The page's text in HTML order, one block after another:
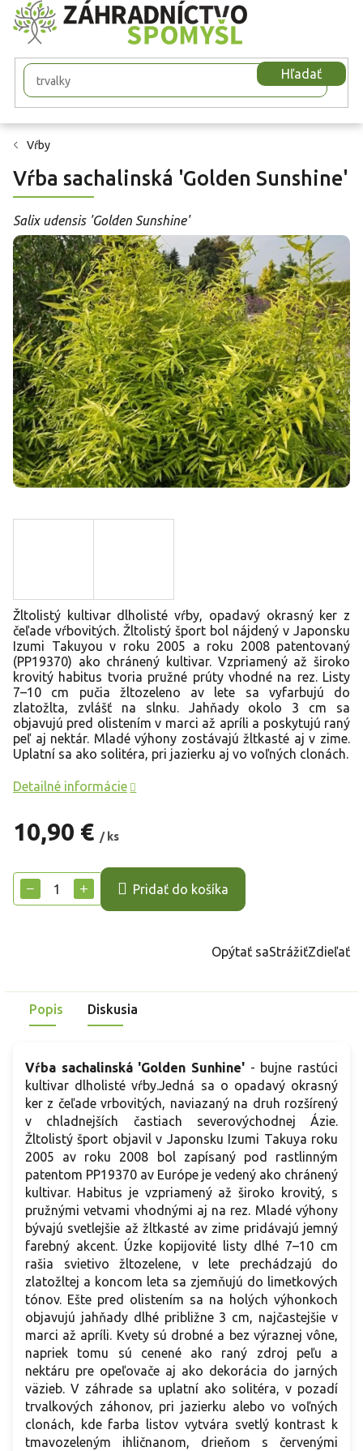
Prejsť
na
obsah
Hľadať
Vŕby
Vŕba sachalinská 'Golden Sunshine'
Salix udensis 'Golden Sunshine'
10,90 € / ks
cena:
+
− Pridať do košíka
Žltolistý kultivar dlholisté vŕby, opadavý okrasný ker z
čeľade vŕbovitých. Žltolistý šport bol nájdený v Japonsku
Izumi Takuyou v roku 2005 a roku 2008 patentovaný
(PP19370) ako chránený kultivar. Vzpriamený až široko
krovitý habitus tvoria pružné prúty vhodné na rez. Listy
7–10 cm pučia žltozeleno av lete sa vyfarbujú do
zlatožlta, zvlášť na slnku. Jahňady okolo 3 cm sa
objavujú pred olistením v marci až apríli a poskytujú raný
peľ aj nektár. Mladé výhony zostávajú žltkasté aj v zime.
Uplatní sa ako solitéra, pri jazierku aj vo voľných clonách.
Detailné informácie
Opýtať saStrážiťZdieľať
Popis Diskusia
Vŕba sachalinská 'Golden Sunhine' - bujne rastúci
kultivar dlholisté vŕby.Jedná sa o opadavý okrasný
ker z čeľade vrbovitých, naviazaný na druh rozšírený
v chladnejších častiach severovýchodnej Ázie.
Žltolistý šport objavil v Japonsku Izumi Takuya roku
2005 av roku 2008 bol zapísaný pod rastlinným
patentom PP19370 av Európe je vedený ako chránený
kultivar. Habitus je vzpriamený až široko krovitý, s
pružnými vetvami vhodnými aj na rez. Mladé výhony
bývajú svetlejšie až žltkasté av zime pridávajú jemný
farebný akcent. Úzke kopijovité listy dlhé 7–10 cm
rašia svietivo žltozelene, v lete prechádzajú do
zlatožltej a koncom leta sa zjemňujú do limetkových
tónov. Ešte pred olistením sa na holých výhonkoch
objavujú jahňady dlhé približne 3 cm, najčastejšie v
marci až apríli. Kvety sú drobné a bez výraznej vône,
napriek tomu sú cenené ako raný zdroj peľu a
nektáru pre opeľovače aj ako dekorácia do jarných
väzieb. V záhrade sa uplatní ako solitéra, v pozadí
trvalkových záhonov, pri jazierku alebo vo voľných
clonách, kde farba listov vytvára svetlý kontrast k
tmavozeleným ihličnanom, drieňom s červenými